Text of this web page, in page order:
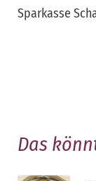
Sparkasse
Das